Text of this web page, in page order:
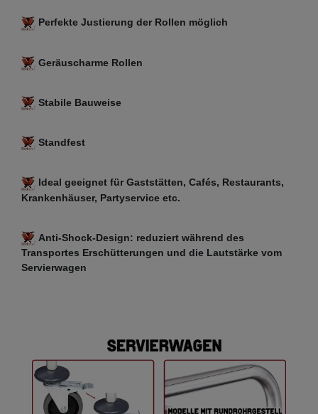
Perfekte Justierung der Rollen möglich
Geräuscharme Rollen
Stabile Bauweise
Standfest
Ideal geeignet für Gaststätten, Cafés, Restaurants,
Krankenhäuser, Partyservice etc.
Anti-Shock-Design: reduziert während des
Transportes Erschütterungen und die Lautstärke vom
Servierwagen